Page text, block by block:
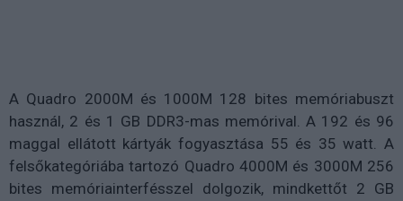
A Quadro 2000M és 1000M 128 bites memóriabuszt
használ, 2 és 1 GB DDR3-mas memórival. A 192 és 96
maggal ellátott kártyák fogyasztása 55 és 35 watt. A
felsőkategóriába tartozó Quadro 4000M és 3000M 256
bites memóriainterfésszel dolgozik, mindkettőt 2 GB